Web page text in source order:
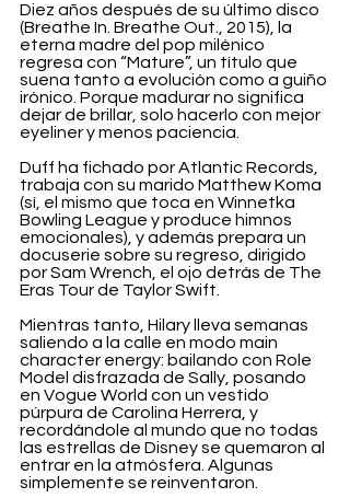
Diez años después de su último disco
(Breathe In. Breathe Out., 2015), la
eterna madre del pop milénico
regresa con “Mature”, un título que
suena tanto a evolución como a guiño
irónico. Porque madurar no significa
dejar de brillar, solo hacerlo con mejor
eyeliner y menos paciencia.
Duff ha fichado por Atlantic Records,
trabaja con su marido Matthew Koma
(sí, el mismo que toca en Winnetka
Bowling League y produce himnos
emocionales), y además prepara un
docuserie sobre su regreso, dirigido
por Sam Wrench, el ojo detrás de The
Eras Tour de Taylor Swift.
Mientras tanto, Hilary lleva semanas
saliendo a la calle en modo main
character energy: bailando con Role
Model disfrazada de Sally, posando
en Vogue World con un vestido
púrpura de Carolina Herrera, y
recordándole al mundo que no todas
las estrellas de Disney se quemaron al
entrar en la atmósfera. Algunas
simplemente se reinventaron.